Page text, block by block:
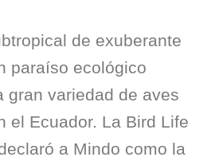
de exuberante
paraíso ecológico
gran variedad de aves
el Ecuador. La Bird Life
a Mindo como la